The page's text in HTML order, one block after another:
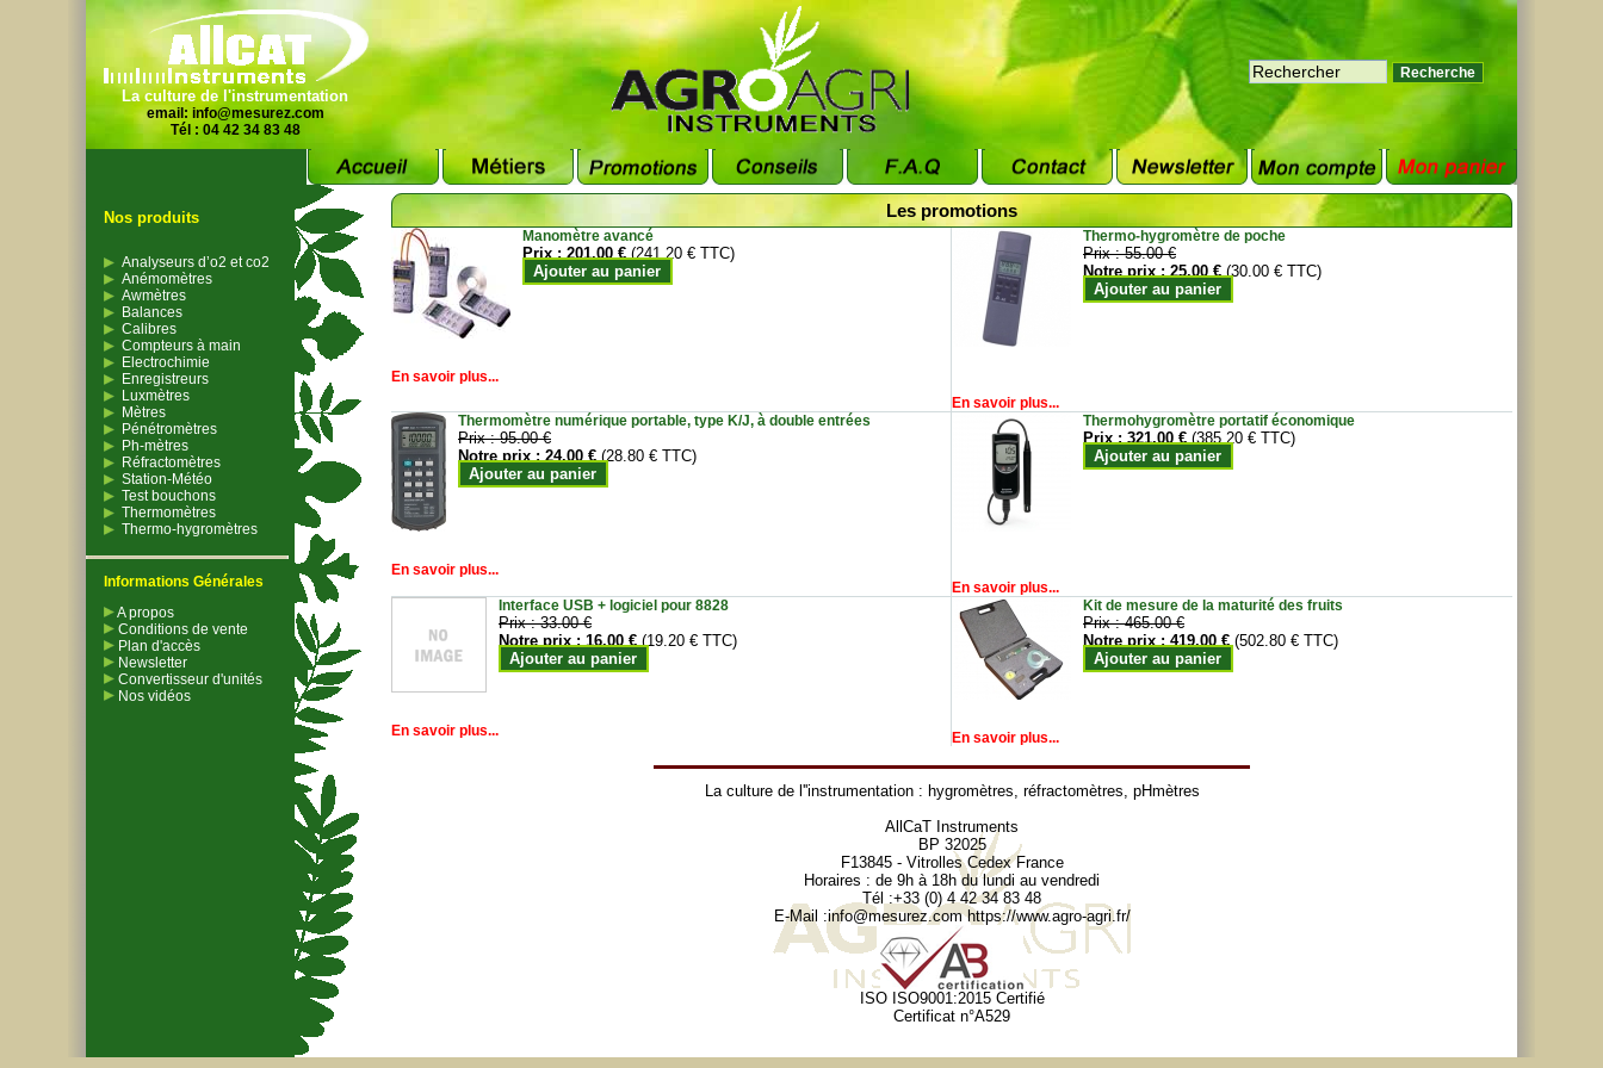
La culture de l'instrumentation
email: info@mesurez.com
Tél : 04 42 34 83 48
Nos produits
Analyseurs d’o2 et co2
Anémomètres
Awmètres
Balances
Calibres
Compteurs à main
Electrochimie
Enregistreurs
Luxmètres
Mètres
Pénétromètres
Ph-mètres
Réfractomètres
Station-Météo
Test bouchons
Thermomètres
Thermo-hygromètres
Informations Générales
A propos
Conditions de vente
Plan d'accès
Newsletter
Convertisseur d'unités
Nos vidéos
Les promotions
Manomètre avancé
Prix :201.00 € (241.20 € TTC)
Ajouter au panier
En savoir plus...
Thermo-hygromètre de poche
Prix :55.00 €
Notre prix :25.00 € (30.00 € TTC)
Ajouter au panier
En savoir plus...
Thermomètre numérique portable, type K/J, à double entrées
Prix :95.00 €
Notre prix :24.00 € (28.80 € TTC)
Ajouter au panier
En savoir plus...
Thermohygromètre portatif économique
Prix :321.00 € (385.20 € TTC)
Ajouter au panier
En savoir plus...
Interface USB + logiciel pour 8828
Prix :33.00 €
Notre prix :16.00 € (19.20 € TTC)
Ajouter au panier
En savoir plus...
Kit de mesure de la maturité des fruits
Prix :465.00 €
Notre prix :419.00 € (502.80 € TTC)
Ajouter au panier
En savoir plus...
La culture de l''instrumentation : hygromètres, réfractomètres, pHmètres
AllCaT Instruments
BP 32025
F13845 - Vitrolles Cedex France
Horaires : de 9h à 18h du lundi au vendredi
Tél :+33 (0) 4 42 34 83 48
E-Mail :info@mesurez.com https://www.agro-agri.fr/
ISO ISO9001:2015 Certifié
Certificat n°A529